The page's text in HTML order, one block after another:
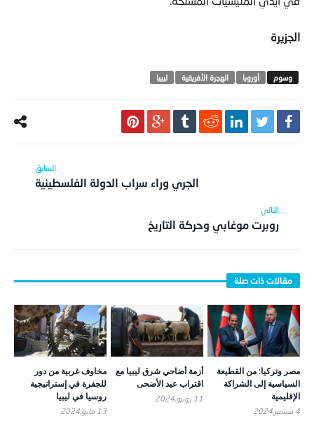
الجزيرة
أوروبا الهجرة الأفريقية ليبيا
الجري وراء سراب الدولة الفلسطينية
روبرت موغابي وحركة التاريخ
مصر وتركيا: من القطيعة
السياسية إلى الشراكة
الإقليمية
4 سبتمبر,2024
أزمة أضاحي شرق ليبيا مع
اقتراب عيد الأضحى
11 يونيو,2024
مخاوف غربية من دور
للجفرة في إستراتيجية
روسيا في ليبيا
13 مايو,2024